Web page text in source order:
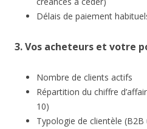
Délais de paiement
3. Vos acheteurs et votre
Nombre de clients actifs
Répartition du chiffre
10)
Typologie de clientèle